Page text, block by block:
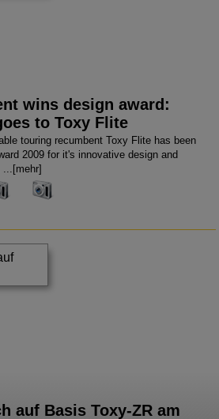
wins design award:
to Toxy Flite
touring recumbent Toxy Flite has been
2009 for it's innovative design and
... [mehr]
auf Basis Toxy-ZR am